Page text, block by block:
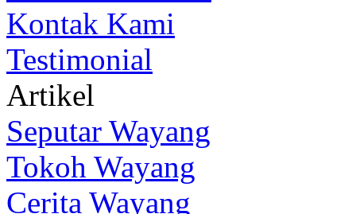
Kontak Kami
Testimonial
Artikel
Seputar Wayang
Tokoh Wayang
Cerita Wayang